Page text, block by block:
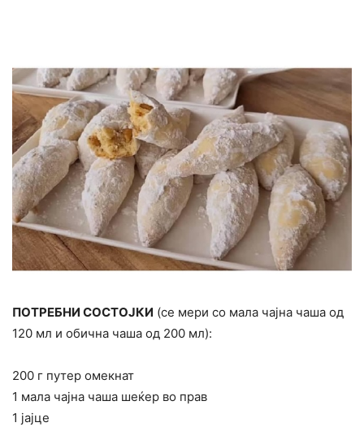
ПОТРЕБНИ СОСТОЈКИ (се мери со мала чајна чаша од
120 мл и обична чаша од 200 мл):
200 г путер омекнат
1 мала чајна чаша шеќер во прав
1 јајце